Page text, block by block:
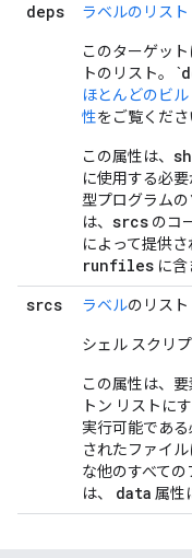
deps ラベルのリス
このターゲッ
トのリスト。 `
ほとんどのビ
性をご覧くださ
この属性は、
に使用する必
型プログラム
は、 srcs のコ
によって提供
runfiles に含
srcs ラベルのリスト
シェル スクリ
この属性は、
トン リストに
実行可能であ
されたファイ
な他のすべての
は、 data 属性